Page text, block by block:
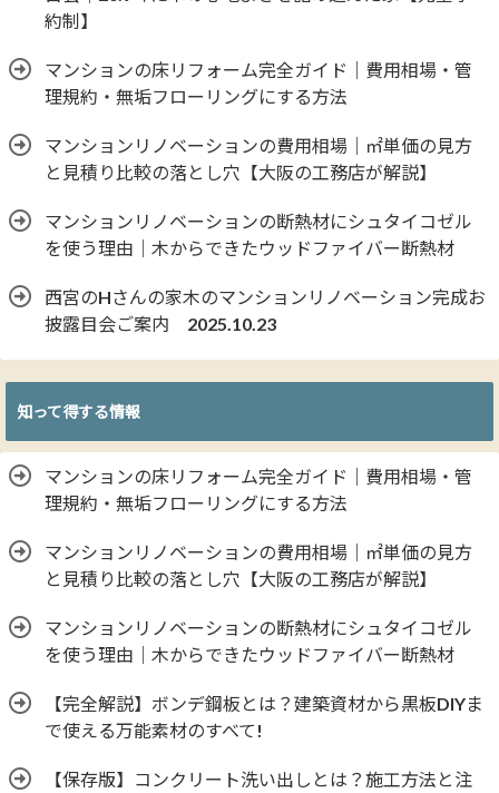
約制】
マンションの床リフォーム完全ガイド｜費用相場・管
理規約・無垢フローリングにする方法
マンションリノベーションの費用相場｜㎡単価の見方
と見積り比較の落とし穴【大阪の工務店が解説】
マンションリノベーションの断熱材にシュタイコゼル
を使う理由｜木からできたウッドファイバー断熱材
西宮のHさんの家木のマンションリノベーション完成お
披露目会ご案内 2025.10.23
知って得する情報
マンションの床リフォーム完全ガイド｜費用相場・管
理規約・無垢フローリングにする方法
マンションリノベーションの費用相場｜㎡単価の見方
と見積り比較の落とし穴【大阪の工務店が解説】
マンションリノベーションの断熱材にシュタイコゼル
を使う理由｜木からできたウッドファイバー断熱材
【完全解説】ボンデ鋼板とは？建築資材から黒板DIYま
で使える万能素材のすべて!
【保存版】コンクリート洗い出しとは？施工方法と注